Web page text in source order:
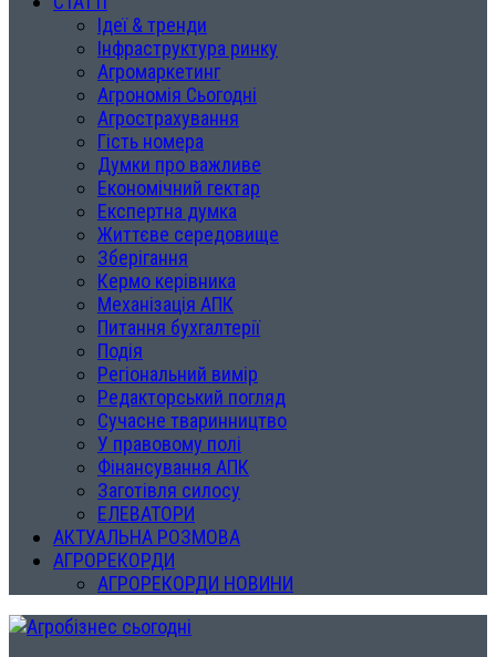
Ідеї & тренди
Інфраструктура ринку
Агромаркетинг
Агрономія Сьогодні
Агрострахування
Гість номера
Думки про важливе
Економічний гектар
Експертна думка
Життєве середовище
Зберігання
Кермо керівника
Механізація АПК
Питання бухгалтерії
Подія
Регіональний вимір
Редакторський погляд
Сучасне тваринництво
У правовому полі
Фінансування АПК
Заготівля силосу
ЕЛЕВАТОРИ
АКТУАЛЬНА РОЗМОВА
АГРОРЕКОРДИ
АГРОРЕКОРДИ НОВИНИ